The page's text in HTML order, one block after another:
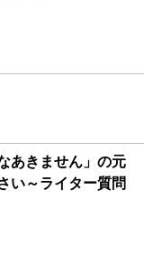
あきません」の元
い～ライター質問